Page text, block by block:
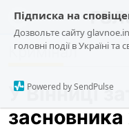
Підписка на
Дозвольте сайту
головні події в Україні та
Powered by SendPulse
новини
про проєкт
Кримінал
У Вінниці